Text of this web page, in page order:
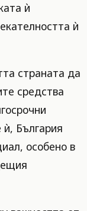
ѝ
ѝ
страната да
средства
България
особено в